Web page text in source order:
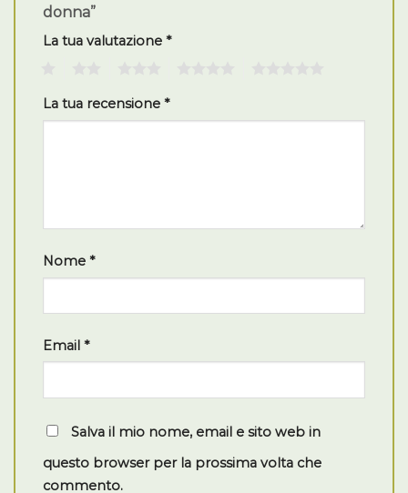
donna”
La tua valutazione *
La tua recensione *
Nome *
Email *
Salva il mio nome, email e sito web in
questo browser per la prossima volta che
commento.